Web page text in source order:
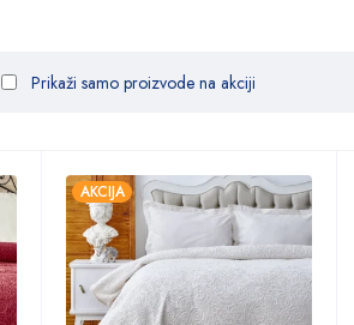
Prikaži samo proizvode na akciji
AKCIJA